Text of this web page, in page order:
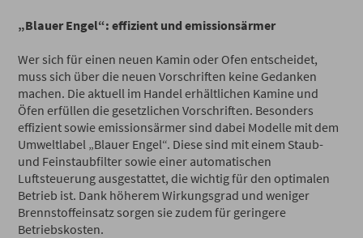
„Blauer Engel“: effizient und emissionsärmer
Wer sich für einen neuen Kamin oder Ofen entscheidet,
muss sich über die neuen Vorschriften keine Gedanken
machen. Die aktuell im Handel erhältlichen Kamine und
Öfen erfüllen die gesetzlichen Vorschriften. Besonders
effizient sowie emissionsärmer sind dabei Modelle mit dem
Umweltlabel „Blauer Engel“. Diese sind mit einem Staub-
und Feinstaubfilter sowie einer automatischen
Luftsteuerung ausgestattet, die wichtig für den optimalen
Betrieb ist. Dank höherem Wirkungsgrad und weniger
Brennstoffeinsatz sorgen sie zudem für geringere
Betriebskosten.